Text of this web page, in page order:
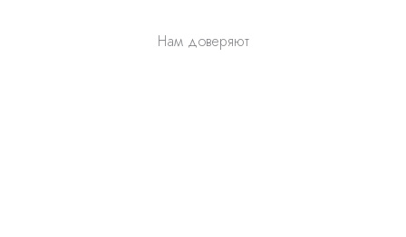
g s
Нам доверяют